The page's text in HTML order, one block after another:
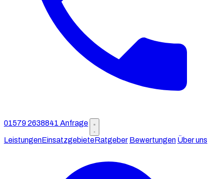
01579 2638841 Anfrage
LeistungenEinsatzgebieteRatgeber Bewertungen Über uns